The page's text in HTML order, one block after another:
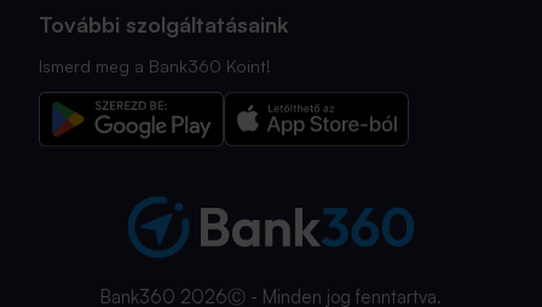
További szolgáltatásaink
Ismerd meg a Bank360 Koint!
Bank360 2026Ⓒ - Minden jog fenntartva.